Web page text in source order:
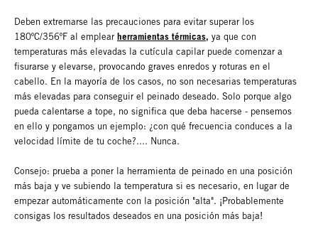
Deben extremarse las precauciones para evitar superar los
180ºC/356ºF al emplear herramientas térmicas, ya que con
temperaturas más elevadas la cutícula capilar puede comenzar a
fisurarse y elevarse, provocando graves enredos y roturas en el
cabello. En la mayoría de los casos, no son necesarias temperaturas
más elevadas para conseguir el peinado deseado. Solo porque algo
pueda calentarse a tope, no significa que deba hacerse - pensemos
en ello y pongamos un ejemplo: ¿con qué frecuencia conduces a la
velocidad límite de tu coche?.... Nunca.
Consejo: prueba a poner la herramienta de peinado en una posición
más baja y ve subiendo la temperatura si es necesario, en lugar de
empezar automáticamente con la posición "alta". ¡Probablemente
consigas los resultados deseados en una posición más baja!